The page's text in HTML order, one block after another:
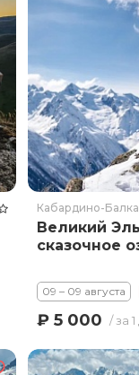
Кабардино-
Великий
сказочное
09 – 09 августа
₽ 5 000 / за